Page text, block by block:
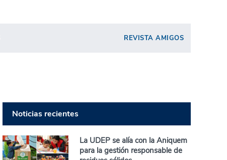
REVISTA AMIGOS
Noticias recientes
La UDEP se alía con la Aniquem
para la gestión responsable de